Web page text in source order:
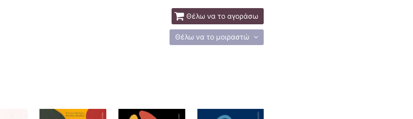
Θέλω να το αγοράσω
Θέλω να το μοιραστώ